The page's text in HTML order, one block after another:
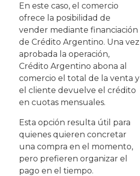
En este caso, el comercio
ofrece la posibilidad de
vender mediante financiación
de Crédito Argentino. Una vez
aprobada la operación,
Crédito Argentino abona al
comercio el total de la venta y
el cliente devuelve el crédito
en cuotas mensuales.
Esta opción resulta útil para
quienes quieren concretar
una compra en el momento,
pero prefieren organizar el
pago en el tiempo.